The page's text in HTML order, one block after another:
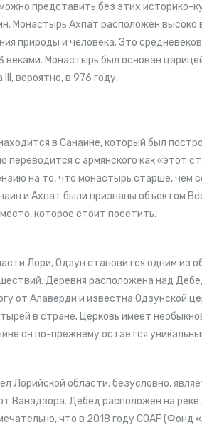
представить без этих историко-
Монастырь Ахпат расположен высоко
природы и человека. Это
веками. Монастырь был основан
вероятно, в 976 году.
в Санаине, который был
переводится с армянского как «этот
на то, что монастырь старше, чем
и Ахпат были признаны объектом
которое стоит посетить.
Лори, Одзун становится одним из
Деревня расположена над
от Алаверди и известна Одзунской
в стране. Церковь имеет
он по-прежнему остается
Лорийской области, безусловно,
Ванадзора. Дебед расположен на реке
что в 2018 году COAF